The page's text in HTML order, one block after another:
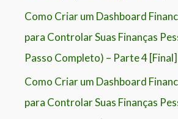
Como Criar um Dashboard
para Controlar Suas Finanças
Passo Completo) – Parte 4 [Final]
Como Criar um Dashboard
para Controlar Suas Finanças